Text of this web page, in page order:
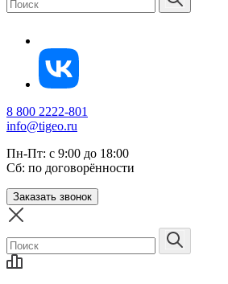
8 800 2222-801
info@tigeo.ru
Пн-Пт: с 9:00 до 18:00
Сб: по договорённости
Заказать звонок